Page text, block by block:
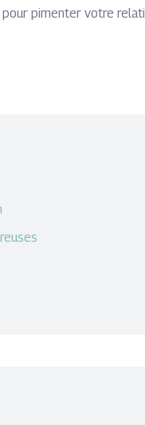
pimenter votre